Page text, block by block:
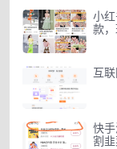
小
款
互
快
割